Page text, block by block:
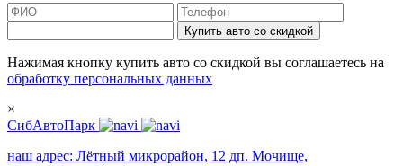
Купить авто со скидкой
Нажимая кнопку купить авто со скидкой вы соглашаетесь на
обработку персональных данных
×
СибАвтоПарк
наш адрес: Лётный микрорайон, 12 дп. Мочище,